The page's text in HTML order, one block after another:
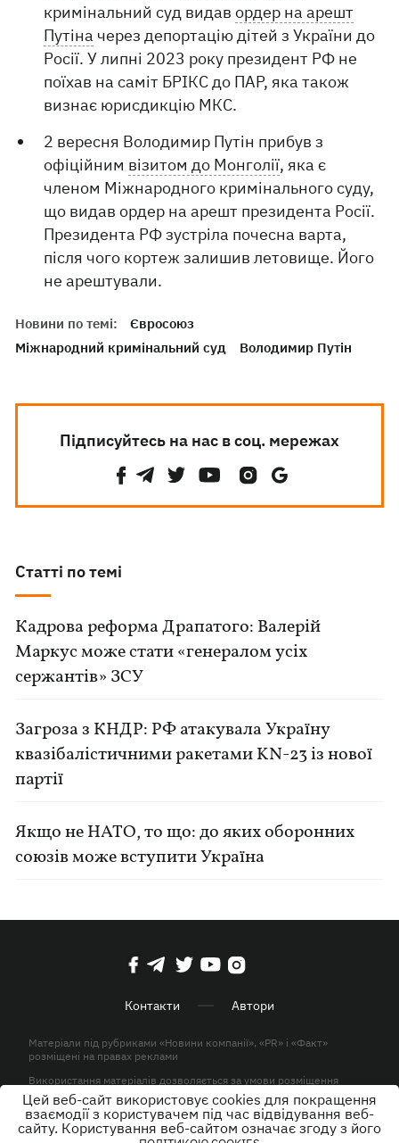
кримінальний суд видавордер на арешт
Путіна через депортацію дітей з України до
Росії. У липні 2023 року президент РФ не
поїхав на саміт БРІКС до ПАР, яка також
визнає юрисдикцію МКС.
2 вересня Володимир Путін прибув з
офіційним візитом до Монголії, яка є
членом Міжнародного кримінального суду,
що видав ордер на арешт президента Росії.
Президента РФ зустріла почесна варта,
після чого кортеж залишив летовище. Його
не арештували.
Новини по темі:
Євросоюз
Міжнародний кримінальний суд
Володимир Путін
Підписуйтесь на нас в соц. мережах
Статті по темі
Кадрова реформа Драпатого: Валерій
Маркус може стати «генералом усіх
сержантів» ЗСУ
Загроза з КНДР: РФ атакувала Україну
квазібалістичними ракетами KN-23 із нової
партії
Якщо не НАТО, то що: до яких оборонних
союзів може вступити Україна
Контакти Автори
Матеріали під рубриками «Новини компанії», «PR» і «Факт»
розміщені на правах реклами
Використання матеріалів дозволяється за умови розміщення
активного гіперпосилання на KP.UA в першому абзаці.
© ТОВ «ЮЛАВ МЕДІА» 2026. Всі права захищені.
Цей веб-сайт використовує cookies для покращення
взаємодії з користувачем під час відвідування веб-
сайту. Користування веб-сайтом означає згоду з його